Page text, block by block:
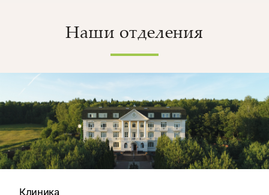
Наши отделения
Клиника